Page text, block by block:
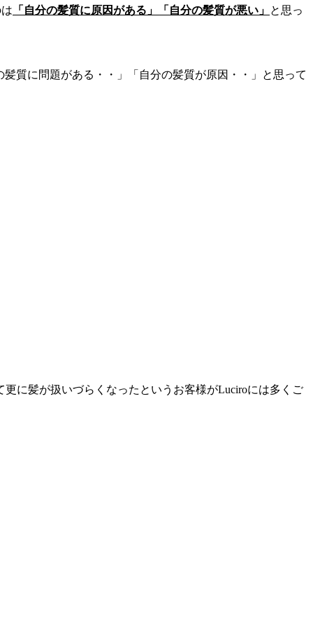
「自分の髪質に原因がある」「自分の髪質が悪い」 と思っ
質に問題がある・・」「自分の髪質が原因・・」と思って
に髪が扱いづらくなったというお客様がLuciroには多くご